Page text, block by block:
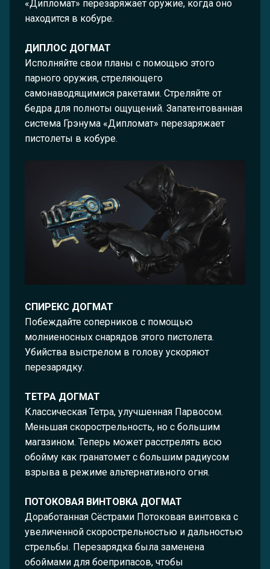
«Дипломат» перезаряжает оружие, когда оно
находится в кобуре.
ДИПЛОС ДОГМАТ
Исполняйте свои планы с помощью этого
парного оружия, стреляющего
самонаводящимися ракетами. Стреляйте от
бедра для полноты ощущений. Запатентованная
система Грэнума «Дипломат» перезаряжает
пистолеты в кобуре.
СПИРЕКС ДОГМАТ
Побеждайте соперников с помощью
молниеносных снарядов этого пистолета.
Убийства выстрелом в голову ускоряют
перезарядку.
ТЕТРА ДОГМАТ
Классическая Тетра, улучшенная Парвосом.
Меньшая скорострельность, но с большим
магазином. Теперь может расстрелять всю
обойму как гранатомет с большим радиусом
взрыва в режиме альтернативного огня.
ПОТОКОВАЯ ВИНТОВКА ДОГМАТ
Доработанная Сёстрами Потоковая винтовка с
увеличенной скорострельностью и дальностью
стрельбы. Перезарядка была заменена
обоймами для боеприпасов, чтобы